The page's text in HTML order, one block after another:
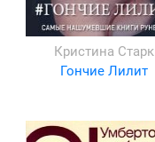
Кристина Старк
Гончие Лилит